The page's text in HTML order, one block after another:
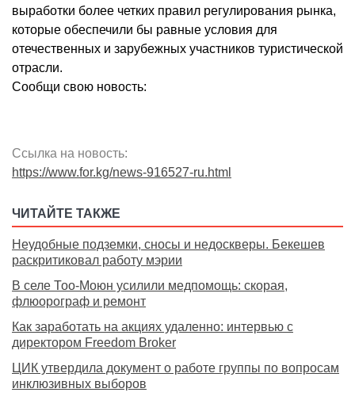
выработки более четких правил регулирования рынка,
которые обеспечили бы равные условия для
отечественных и зарубежных участников туристической
отрасли.
Сообщи свою новость:
Ссылка на новость:
https://www.for.kg/news-916527-ru.html
ЧИТАЙТЕ ТАКЖЕ
Неудобные подземки, сносы и недоскверы. Бекешев
раскритиковал работу мэрии
В селе Тоо-Моюн усилили медпомощь: скорая,
флюорограф и ремонт
Как заработать на акциях удаленно: интервью с
директором Freedom Broker
ЦИК утвердила документ о работе группы по вопросам
инклюзивных выборов